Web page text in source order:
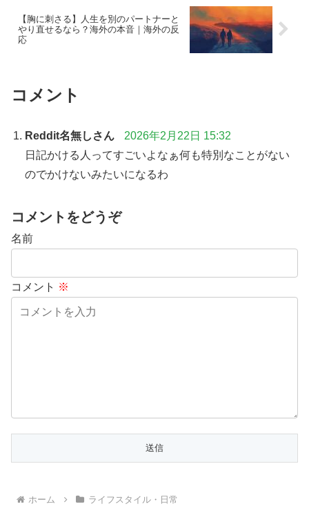
【胸に刺さる】人生を別のパートナーと
やり直せるなら？海外の本音｜海外の反
応
コメント
Reddit名無しさん
2026年2月22日 15:32
日記かける人ってすごいよなぁ何も特別なことがない
のでかけないみたいになるわ
コメントをどうぞ
名前
コメント ※
ホーム ライフスタイル・日常